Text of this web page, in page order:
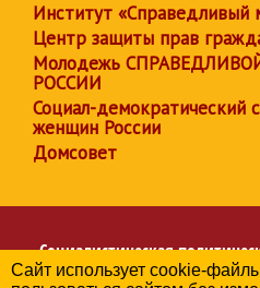
Институт «Справедливый
Центр защиты прав
Молодежь
РОССИИ
Социал-демократический
женщин России
Домсовет
Социалистическая
Сайт использует cookie-